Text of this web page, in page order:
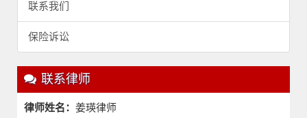
联系我们
保险诉讼
联系律师
律师姓名： 姜瑛律师